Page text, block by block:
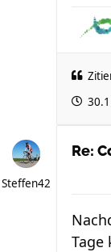
Steffen42
Re:
Tage